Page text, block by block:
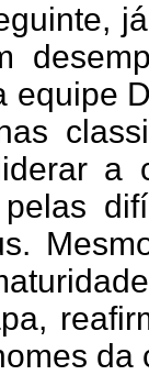
equipe
a
pelas
da